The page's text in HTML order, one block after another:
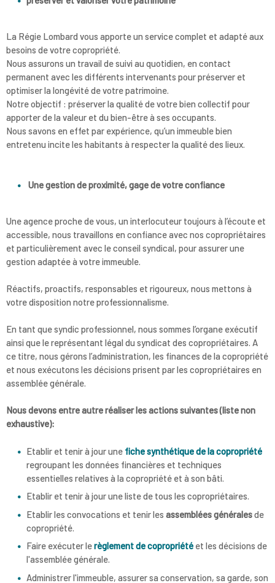
NOS
CONTACT
La Régie Lombard vous apporte un service complet et adapté aux
besoins de votre copropriété.
Nous assurons un travail de suivi au quotidien, en contact
permanent avec les différents intervenants pour préserver et
optimiser la longévité de votre patrimoine.
Notre objectif : préserver la qualité de votre bien collectif pour
apporter de la valeur et du bien-être à ses occupants.
Nous savons en effet par expérience, qu’un immeuble bien
entretenu incite les habitants à respecter la qualité des lieux.
Une gestion de proximité, gage de votre confiance
Une agence proche de vous, un interlocuteur toujours à l’écoute et
accessible, nous travaillons en confiance avec nos copropriétaires
et particulièrement avec le conseil syndical, pour assurer une
gestion adaptée à votre immeuble.
Réactifs, proactifs, responsables et rigoureux, nous mettons à
votre disposition notre professionnalisme.
En tant que syndic professionnel, nous sommes l’organe exécutif
ainsi que le représentant légal du syndicat des copropriétaires. A
ce titre, nous gérons l’administration, les finances de la copropriété
et nous exécutons les décisions prisent par les copropriétaires en
assemblée générale.
Nous devons entre autre réaliser les actions suivantes (liste non
exhaustive):
Etablir et tenir à jour une fiche synthétique de la copropriété
regroupant les données financières et techniques
essentielles relatives à la copropriété et à son bâti.
Etablir et tenir à jour une liste de tous les copropriétaires.
Etablir les convocations et tenir les assemblées généralesde
copropriété.
Faire exécuter lerèglement de copropriété et les décisions de
l'assemblée générale.
Administrer l'immeuble, assurer sa conservation, sa garde, son